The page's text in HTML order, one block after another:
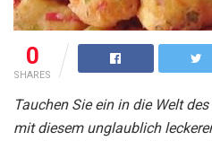
0
SHARES
Tauchen Sie ein in die Welt
mit diesem unglaublich